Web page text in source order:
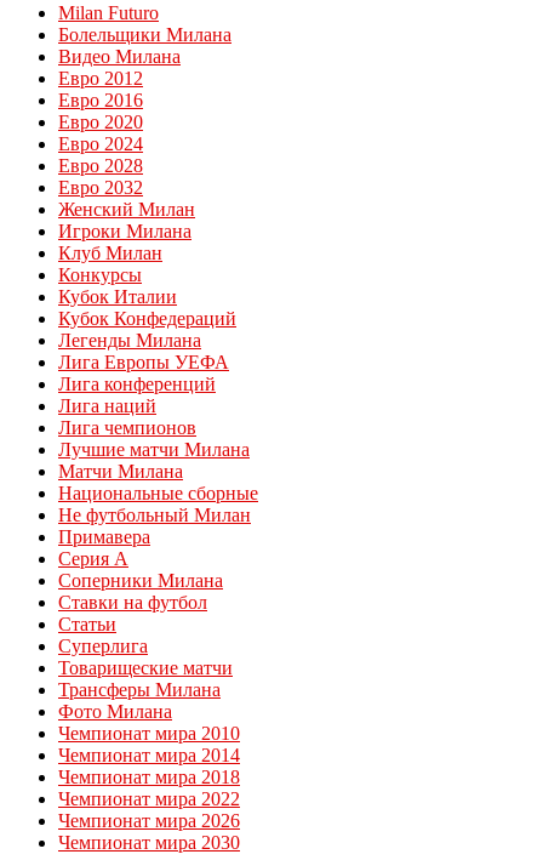
Milan Futuro
Болельщики Милана
Видео Милана
Евро 2012
Евро 2016
Евро 2020
Евро 2024
Евро 2028
Евро 2032
Женский Милан
Игроки Милана
Клуб Милан
Конкурсы
Кубок Италии
Кубок Конфедераций
Легенды Милана
Лига Европы УЕФА
Лига конференций
Лига наций
Лига чемпионов
Лучшие матчи Милана
Матчи Милана
Национальные сборные
Не футбольный Милан
Примавера
Серия А
Соперники Милана
Ставки на футбол
Статьи
Суперлига
Товарищеские матчи
Трансферы Милана
Фото Милана
Чемпионат мира 2010
Чемпионат мира 2014
Чемпионат мира 2018
Чемпионат мира 2022
Чемпионат мира 2026
Чемпионат мира 2030